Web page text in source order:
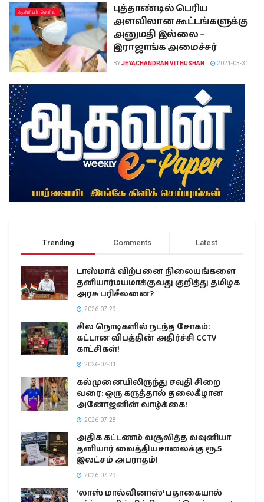
ஆசிரியர் தெரிவு
புத்தாண்டில் பெரிய
அளவிலான கூட்டங்களுக்கு
அனுமதி இல்லை –
இராஜாங்க அமைச்சர்
BYJEYACHANDRAN VITHUSHAN 2021-03-31
Trending Comments Latest
டாஸ்மாக் விற்பனை நிலையங்களை
தனியார்மயமாக்குவது குறித்து தமிழக
அரசு பரிசீலனை?
2026-07-29
சில நொடிகளில் நடந்த சோகம்:
கட்டான விபத்தின் அதிர்ச்சி CCTV
காட்சிகள்!
2026-07-31
கல்முனையிலிருந்து சவுதி சிறை
வரை: ஒரு கருத்தால் தலைகீழான
அனோஜனின் வாழ்க்கை!
2026-07-28
அதிக கட்டணம் வசூலித்த வவுனியா
தனியார் வைத்தியசாலைக்கு ரூ.5
இலட்சம் அபராதம்!
2026-07-29
‘லாஸ் மால்வினாஸ்’ பதாகையால்